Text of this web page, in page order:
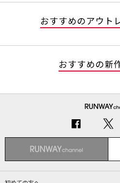
おすすめのアウト
おすすめの新